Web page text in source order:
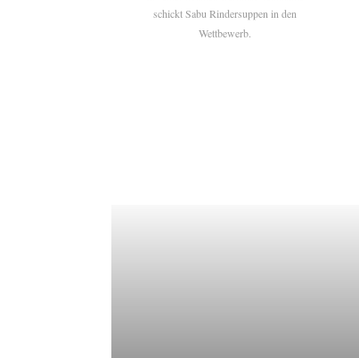
schickt Sabu Rindersuppen in den
Wettbewerb.